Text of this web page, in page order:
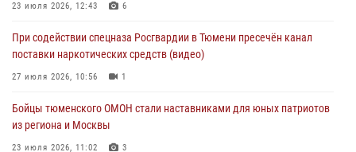
05 августа 2026, 05:35
Стальной характер продемонстрировали росгвардейцы в ходе
масштабных спортивных событий на Урале
05 августа 2026, 05:22
23 июля 2026, 12:43 6
При содействии спецназа Росгвардии в Тюмени пресечён канал
поставки наркотических средств (видео)
27 июля 2026, 10:56 1
Бойцы тюменского ОМОН стали наставниками для юных патриотов
из региона и Москвы
23 июля 2026, 11:02 3